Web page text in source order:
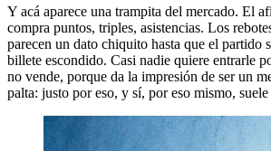
Y acá aparece una trampita del mercado. El
compra puntos, triples, asistencias. Los
parecen un dato chiquito hasta que el partido
billete escondido. Casi nadie quiere entrarle
no vende, porque da la impresión de ser un
palta: justo por eso, y sí, por eso mismo,